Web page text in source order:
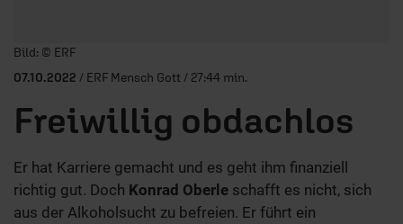
Player starten/anhalten
Bild: © ERF
07.10.2022 / ERF Mensch Gott / 27:44 min.
Freiwillig obdachlos
Er hat Karriere gemacht und es geht ihm finanziell
richtig gut. Doch Konrad Oberle schafft es nicht, sich
aus der Alkoholsucht zu befreien. Er führt ein